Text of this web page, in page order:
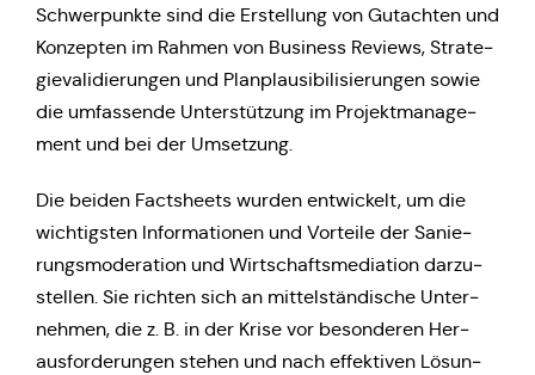
Schwer­punk­te sind die Erstel­lung von Gut­ach­ten und
Kon­zep­ten im Rahmen von Busi­ness Reviews, Stra­te­
gie­va­li­die­run­gen und Plan­plau­si­bi­li­sie­run­gen sowie
die umfas­sen­de Unter­stüt­zung im Pro­jekt­ma­nage­
ment und bei der Umsetzung.
Die beiden Facts­heets wurden ent­wi­ckelt, um die
wich­tigs­ten Infor­ma­tio­nen und Vor­tei­le der Sanie­
rungs­mo­de­ra­ti­on und Wirt­schafts­me­dia­ti­on dar­zu­
stel­len. Sie richten sich an mit­tel­stän­di­sche Unter­
neh­men, die z. B. in der Krise vor beson­de­ren Her­
aus­for­de­run­gen stehen und nach effek­ti­ven Lösun­